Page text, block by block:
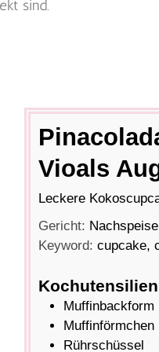
sind.
Vioals
Leckere
Gericht: Nachspeise
Keyword: cupcake,
Kochutensilien
Muffinbackform
Muffinförmchen
Rührschüssel